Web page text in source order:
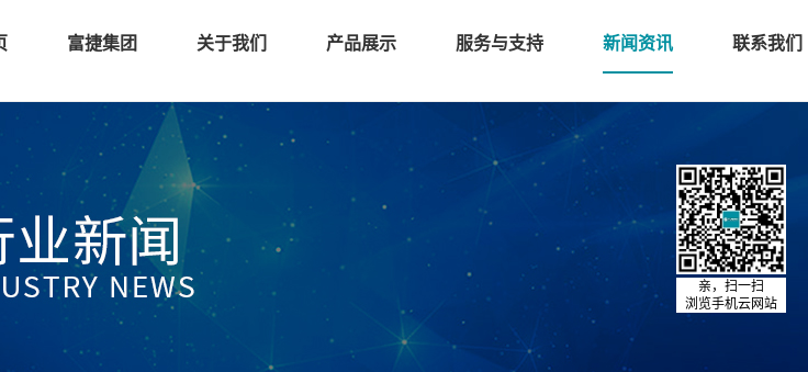
富捷集团 关于我们 产品展示 服务与支持 新闻资讯 联系我们
亲，扫一扫
浏览手机云网站